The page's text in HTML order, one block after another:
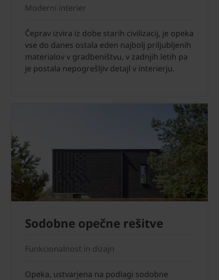
Moderni interier
Čeprav izvira iz dobe starih civilizacij, je opeka
vse do danes ostala eden najbolj priljubljenih
materialov v gradbeništvu, v zadnjih letih pa
je postala nepogrešljiv detajl v interierju.
Sodobne opečne rešitve
Funkcionalnost in dizajn
Opeka, ustvarjena na podlagi sodobne